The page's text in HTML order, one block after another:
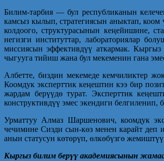
Билим-тарбия — бул республиканын
камсыз кылып, стратегиясын аныктап,
колдоого, структурасынын кеңейишине,
негизги институттар, лабо­раториялар
миссиясын эффективдүү аткармак.
чыгууга тийиш жана бул мекеменин гана
Албетте, биздин мекемеде кемчиликтер
Коомдук эксперттик кеңештин кээ бир
жардам берүүдө турат. Эксперттик
конструктивдүү эмес экендиги
Урматтуу Алмаз Шаршенович, коомдук
чечимине Сизди сын-көз менен карайт
анын статусун көтөрүп, өлкөбүзгө
Кыргыз билим берүүакадемиясынын